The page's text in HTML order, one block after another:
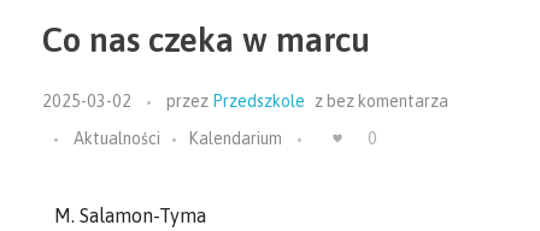
Co nas czeka w marcu
2025-03-02 przez Przedszkole z bez komentarza
Aktualności
Kalendarium 0
M. Salamon-Tyma